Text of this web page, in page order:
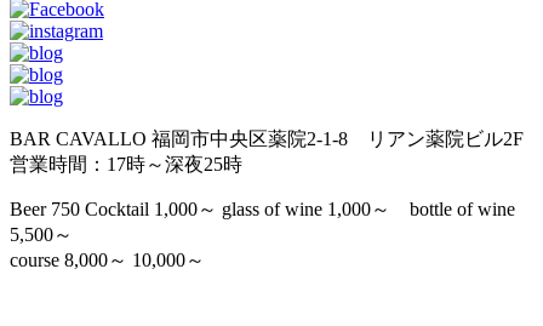
BAR CAVALLO 福岡市中央区薬院2-1-8 リアン薬院ビル2F
営業時間：17時～深夜25時
Beer 750 Cocktail 1,000～ glass of wine 1,000～ bottle of wine
5,500～
course 8,000～ 10,000～